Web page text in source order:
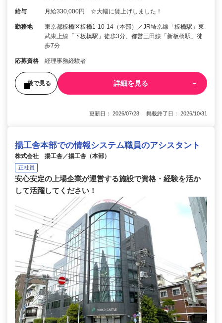
給与 月給330,000円 ☆大幅に賃上げしました！
勤務地
東京都板橋区板橋1-10-14（本部）／JR埼京線「板橋駅」東
武東上線「下板橋駅」徒歩3分、都営三田線「新板橋駅」徒
歩7分
応募資格 経理事務経験者
後で見る 詳細を見る
更新日： 2026/07/28 掲載終了日： 2026/10/31
揚工舎本部での情報システム職員のアシスタント
株式会社 揚工舎／揚工舎（本部）
正社員
安心安定の上場企業が運営する施設で資格・経験を活か
して活躍してください！